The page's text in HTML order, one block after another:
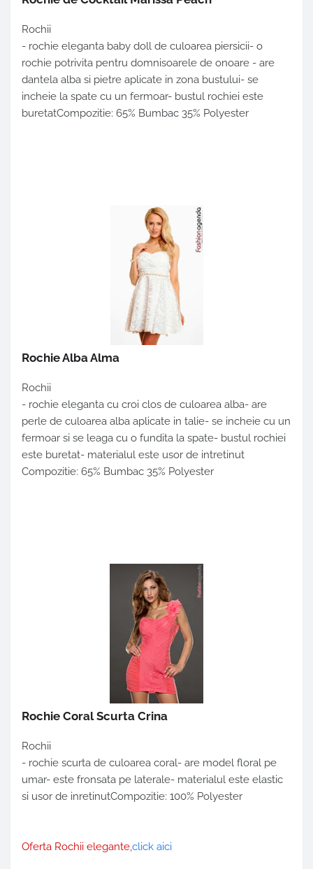
Rochii
- rochie eleganta baby doll de culoarea piersicii- o
rochie potrivita pentru domnisoarele de onoare - are
dantela alba si pietre aplicate in zona bustului- se
incheie la spate cu un fermoar- bustul rochiei este
buretatCompozitie: 65% Bumbac 35% Polyester
Rochie Alba Alma
Rochii
- rochie eleganta cu croi clos de culoarea alba- are
perle de culoarea alba aplicate in talie- se incheie cu un
fermoar si se leaga cu o fundita la spate- bustul rochiei
este buretat- materialul este usor de intretinut
Compozitie: 65% Bumbac 35% Polyester
Rochie Coral Scurta Crina
Rochii
- rochie scurta de culoarea coral- are model floral pe
umar- este fronsata pe laterale- materialul este elastic
si usor de inretinutCompozitie: 100% Polyester
Oferta Rochii elegante,click aici